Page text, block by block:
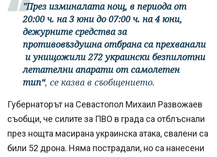
"През изминалата нощ, в периода от
20:00 ч. на 3 юни до 07:00 ч. на 4 юни,
дежурните средства за
противовъздушна отбрана са прехванали
и унищожили 272 украински безпилотни
летателни апарати от самолетен
тип“, се казва в съобщението.
Губернаторът на Севастопол Михаил Развожаев
съобщи, че силите за ПВО в града са отблъснали
през нощта масирана украинска атака, свалени са
били 52 дрона. Няма пострадали, но са нанесени